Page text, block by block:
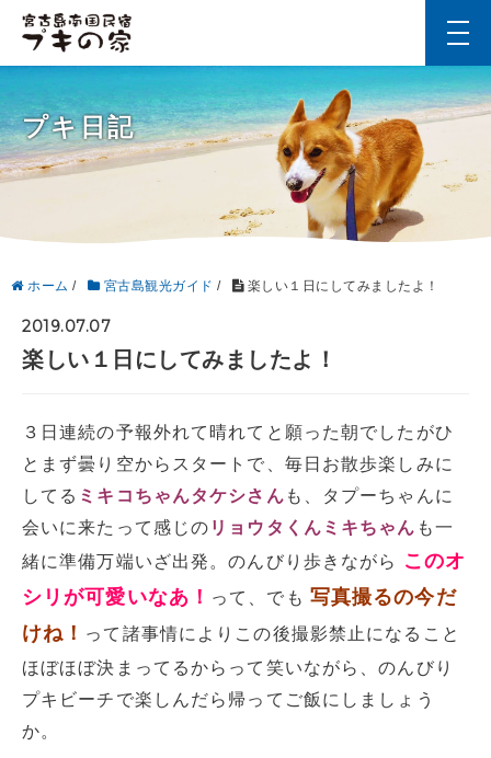
プキ日記
ホーム / 宮古島観光ガイド / 楽しい１日にしてみましたよ！
2019.07.07
楽しい１日にしてみましたよ！
３日連続の予報外れて晴れてと願った朝でしたがひ
とまず曇り空からスタートで、毎日お散歩楽しみに
してる ミキコちゃんタケシさん も、タプーちゃんに
会いに来たって感じの リョウタくんミキちゃん も一
緒に準備万端いざ出発。のんびり歩きながら
このオ
シリが可愛いなあ！ って、でも 写真撮るの今だ
けね！ って諸事情によりこの後撮影禁止になること
ほぼほぼ決まってるからって笑いながら、のんびり
プキビーチで楽しんだら帰ってご飯にしましょう
か。
t
o
g
g
l
v
a